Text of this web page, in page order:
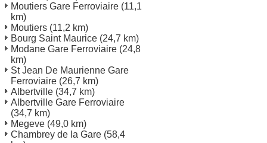
Moutiers Gare Ferroviaire (11,1
km)
Moutiers (11,2 km)
Bourg Saint Maurice (24,7 km)
Modane Gare Ferroviaire (24,8
km)
St Jean De Maurienne Gare
Ferroviaire (26,7 km)
Albertville (34,7 km)
Albertville Gare Ferroviaire
(34,7 km)
Megeve (49,0 km)
Chambrey de la Gare (58,4